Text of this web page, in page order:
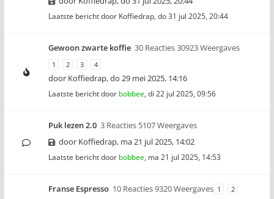
Laatste bericht door Koffiedrap, do 31 jul 2025, 20:44
Gewoon zwarte koffie 30 Reacties 30923 Weergaves
1 2 3 4
door Koffiedrap,do 29 mei 2025, 14:16
Laatste bericht door bobbee, di 22 jul 2025, 09:56
Puk lezen 2.0 3 Reacties 5107 Weergaves
door Koffiedrap, ma 21 jul 2025, 14:02
Laatste bericht door bobbee, ma 21 jul 2025, 14:53
Franse Espresso 10 Reacties 9320 Weergaves 1 2